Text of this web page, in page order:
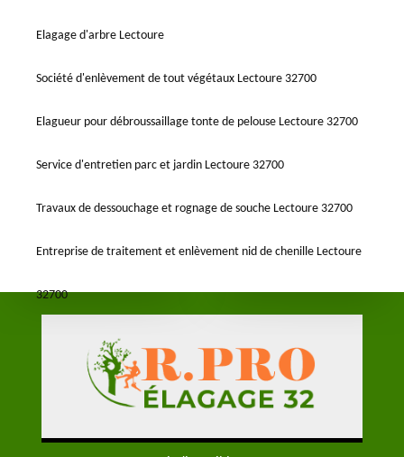
Elagage d'arbre Lectoure
Société d'enlèvement de tout végétaux Lectoure 32700
Elagueur pour débroussaillage tonte de pelouse Lectoure 32700
Service d'entretien parc et jardin Lectoure 32700
Travaux de dessouchage et rognage de souche Lectoure 32700
Entreprise de traitement et enlèvement nid de chenille Lectoure
32700